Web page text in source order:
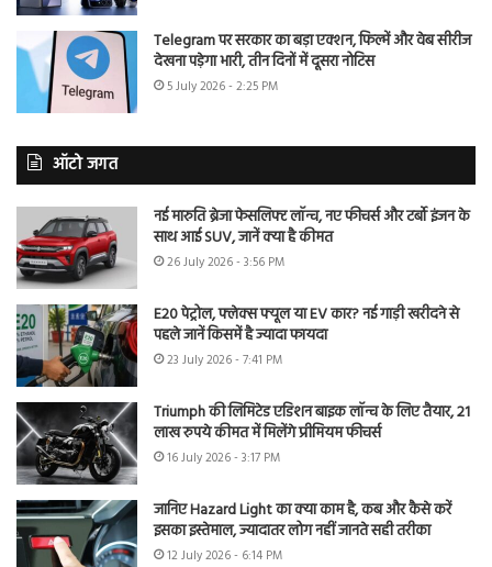
Telegram पर सरकार का बड़ा एक्शन, फिल्में और वेब सीरीज
देखना पड़ेगा भारी, तीन दिनों में दूसरा नोटिस
5 July 2026 - 2:25 PM
ऑटो जगत
नई मारुति ब्रेजा फेसलिफ्ट लॉन्च, नए फीचर्स और टर्बो इंजन के
साथ आई SUV, जानें क्या है कीमत
26 July 2026 - 3:56 PM
E20 पेट्रोल, फ्लेक्स फ्यूल या EV कार? नई गाड़ी खरीदने से
पहले जानें किसमें है ज्यादा फायदा
23 July 2026 - 7:41 PM
Triumph की लिमिटेड एडिशन बाइक लॉन्च के लिए तैयार, 21
लाख रुपये कीमत में मिलेंगे प्रीमियम फीचर्स
16 July 2026 - 3:17 PM
जानिए Hazard Light का क्या काम है, कब और कैसे करें
इसका इस्तेमाल, ज्यादातर लोग नहीं जानते सही तरीका
12 July 2026 - 6:14 PM